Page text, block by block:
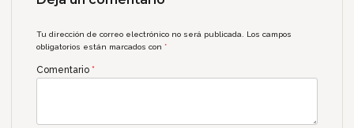
Tu dirección de correo electrónico no será publicada.
Los campos
obligatorios están marcados con*
Comentario *